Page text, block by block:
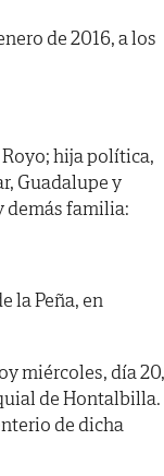
de 2016, a los
hija política,
Guadalupe y
demás familia:
la Peña, en
miércoles, día 20,
de Hontalbilla.
de dicha